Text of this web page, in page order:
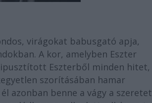
virágokat babusgató apja,
A kor, amelyben Eszter
Eszterből minden hitet,
szorításában hamar
azonban benne a vágy a